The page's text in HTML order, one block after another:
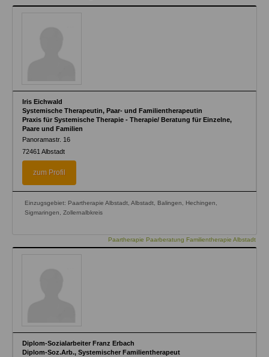
Iris Eichwald
Systemische Therapeutin, Paar- und Familientherapeutin
Praxis für Systemische Therapie - Therapie/ Beratung für Einzelne,
Paare und Familien
Panoramastr. 16
72461 Albstadt
zum Profil
Einzugsgebiet: Paartherapie Albstadt, Albstadt, Balingen, Hechingen,
Sigmaringen, Zollernalbkreis
Paartherapie Paarberatung Familientherapie Albstadt
Diplom-Sozialarbeiter Franz Erbach
Diplom-Soz.Arb., Systemischer Familientherapeut